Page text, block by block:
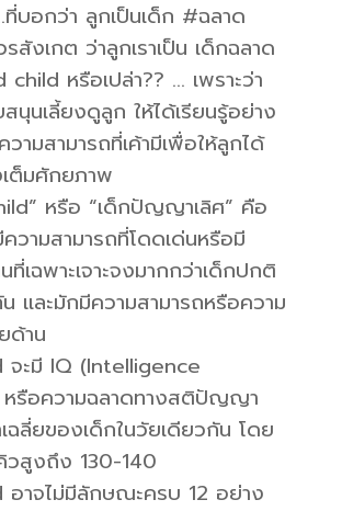
อกว่า ลูกเป็นเด็ก #ฉลาด
รสังเกต ว่าลูกเราเป็น เด็กฉลาด
หรือเปล่า?? … เพราะว่า
สนุนเลี้ยงดูลูก ให้ได้เรียนรู้อย่าง
วามสามารถที่เค้ามีเพื่อให้ลูกได้
ต็มศักยภาพ
หรือ “เด็กปัญญาเลิศ” คือ
วามสามารถที่โดดเด่นหรือมี
เฉพาะเจาะจงมากกว่าเด็กปกติ
และมักมีความสามารถหรือความ
ด้าน
จะมี IQ (Intelligence
รือความฉลาดทางสติปัญญา
ฉลี่ยของเด็กในวัยเดียวกัน โดย
วสูงถึง 130-140
อาจไม่มีลักษณะครบ 12 อย่าง